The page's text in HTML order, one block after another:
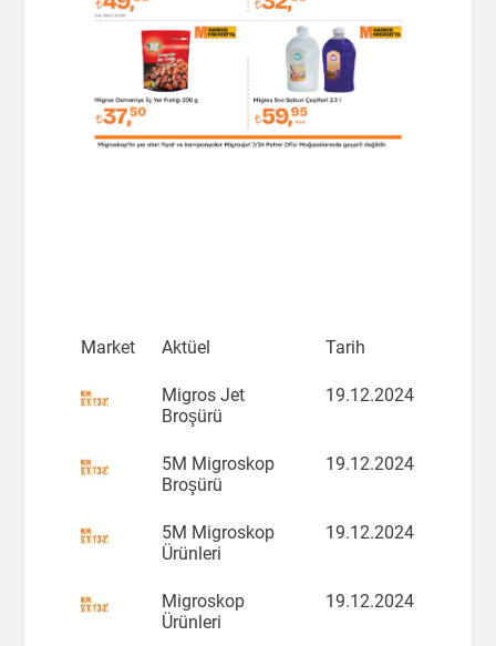
Market Aktüel Tarih
Migros Jet
Broşürü
19.12.2024
5M Migroskop
Broşürü
19.12.2024
5M Migroskop
Ürünleri
19.12.2024
Migroskop
Ürünleri
19.12.2024